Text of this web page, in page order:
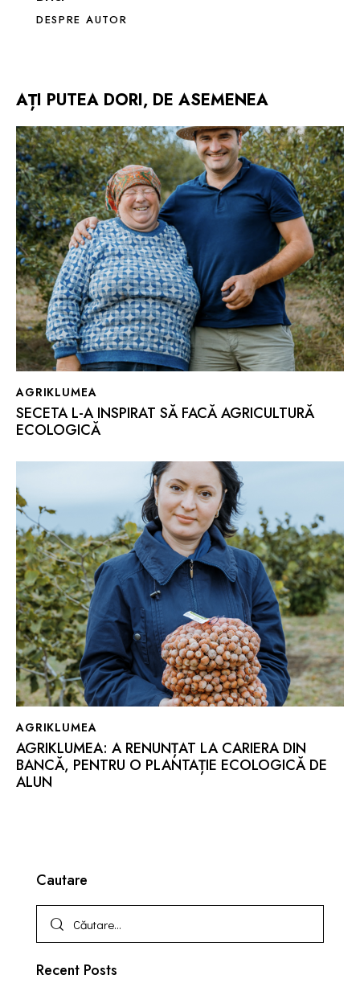
DESPRE AUTOR
AȚI PUTEA DORI, DE ASEMENEA
AGRIKLUMEA
SECETA L-A INSPIRAT SĂ FACĂ AGRICULTURĂ
ECOLOGICĂ
AGRIKLUMEA
AGRIKLUMEA: A RENUNȚAT LA CARIERA DIN
BANCĂ, PENTRU O PLANTAȚIE ECOLOGICĂ DE
ALUN
Cautare
Recent Posts